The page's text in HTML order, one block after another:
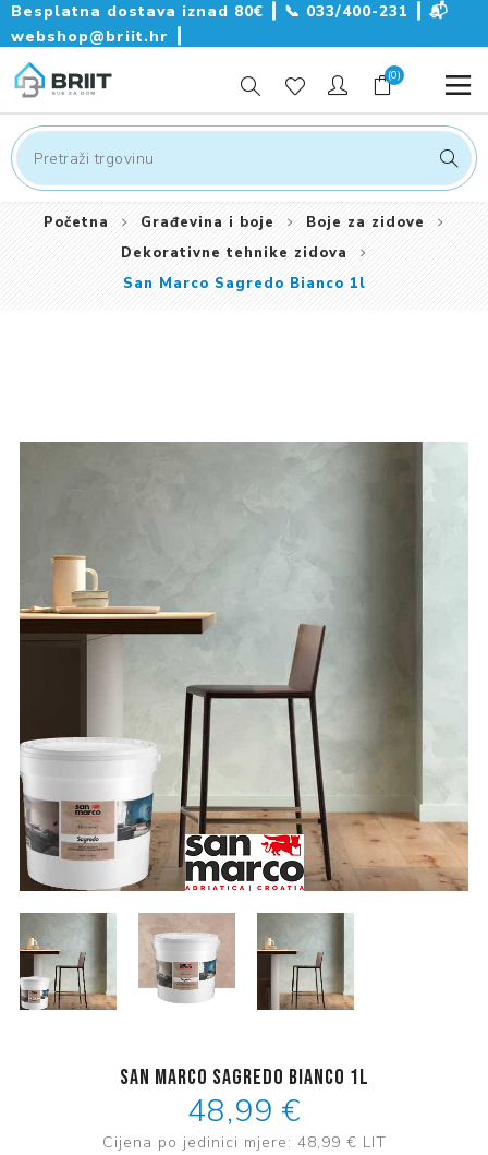
Besplatna dostava iznad 80€ ┃ 📞 033/400-231
📬
webshop@briit.hr
(0)
Početna Građevina i boje
Boje za zidove
Dekorativne tehnike zidova
San Marco Sagredo Bianco 1l
San Marco Sagredo Bianco 1l
48,99 €
Cijena po jedinici mjere: 48,99 € LIT